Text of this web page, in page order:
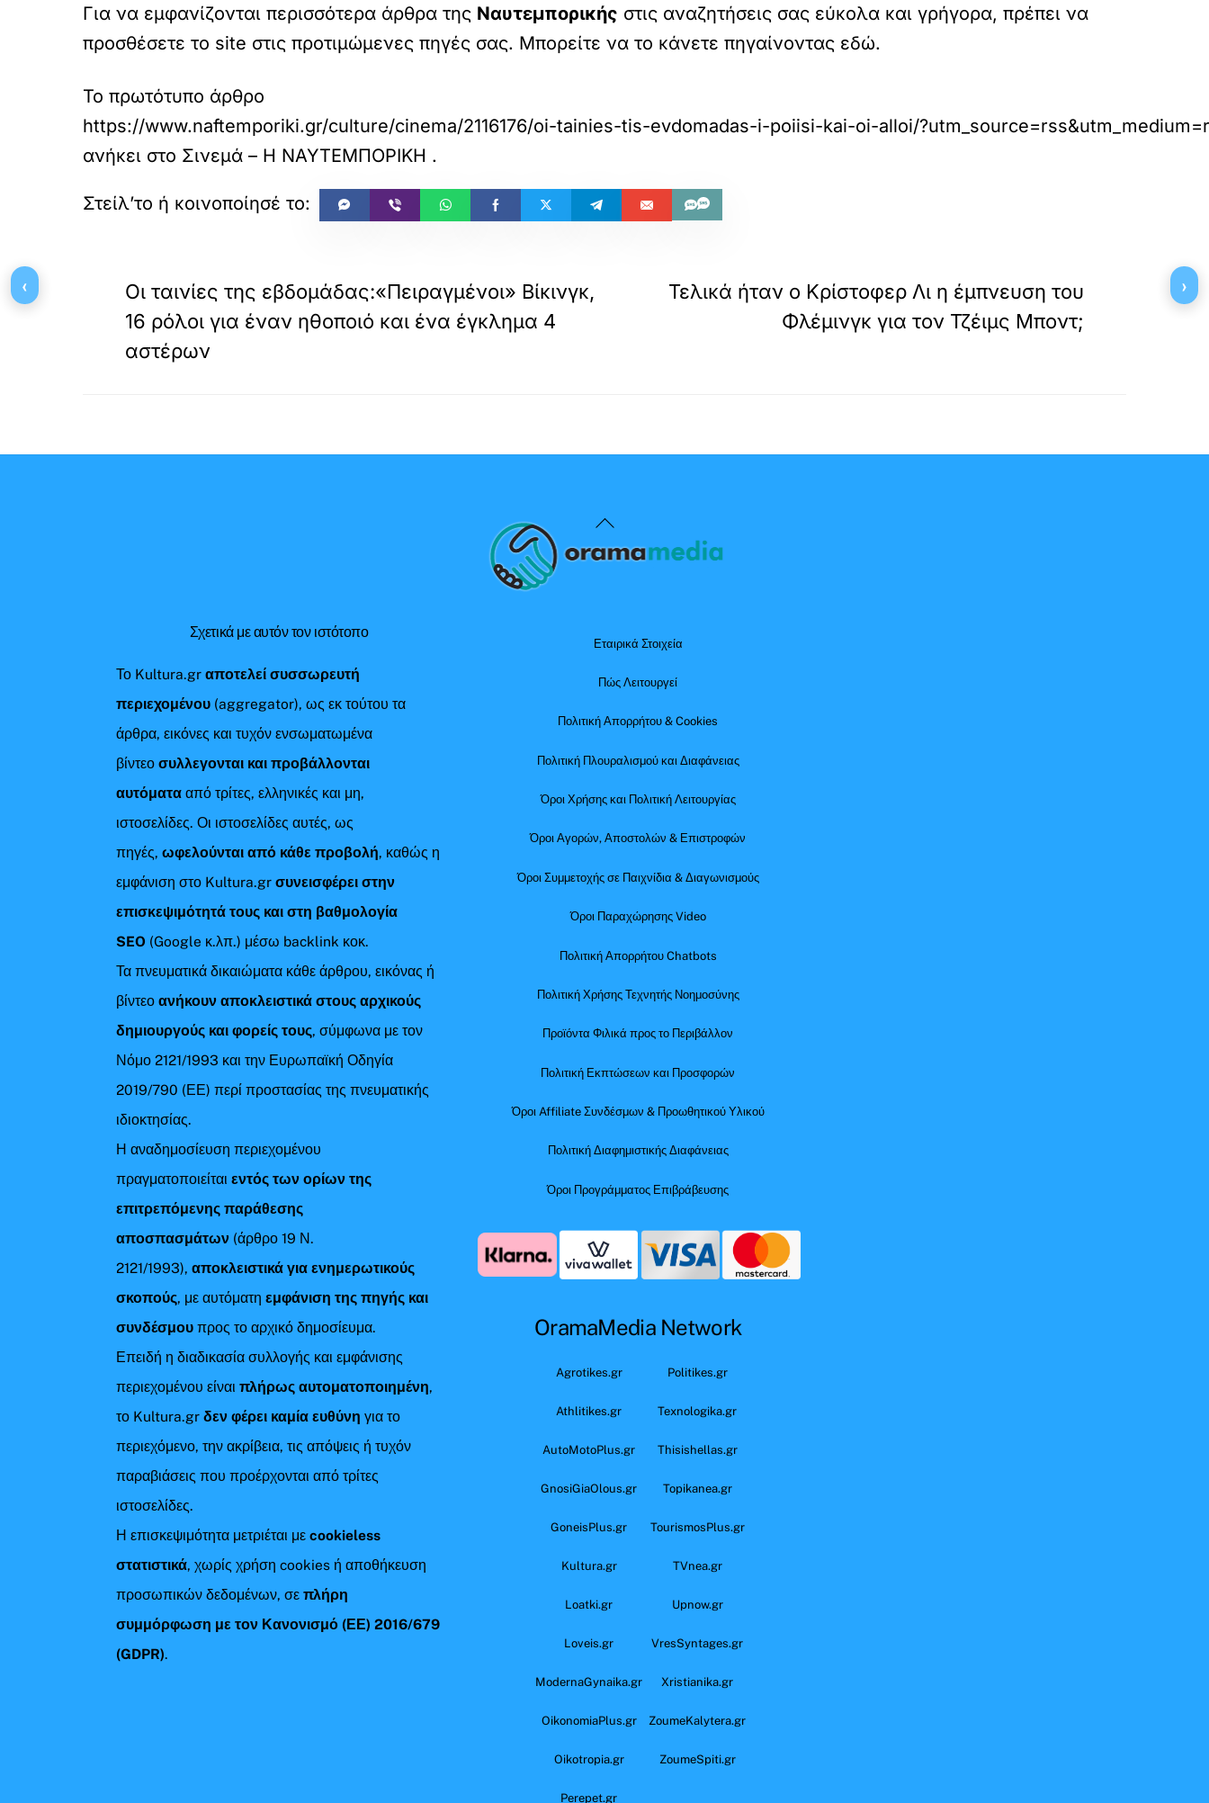
Για να εμφανίζονται περισσότερα άρθρα της Ναυτεμπορικής στις αναζητήσεις σας εύκολα και γρήγορα, πρέπει να
προσθέσετε το site στις προτιμώμενες πηγές σας. Μπορείτε να το κάνετε πηγαίνοντας εδώ.
Το πρωτότυπο άρθρο
https://www.naftemporiki.gr/culture/cinema/2116176/oi-tainies-tis-evdomadas-i-poiisi-kai-oi-alloi/
ανήκει στο Σινεμά – Η ΝΑΥΤΕΜΠΟΡΙΚΗ .
Οι ταινίες της εβδομάδας:«Πειραγμένοι» Βίκινγκ,
16 ρόλοι για έναν ηθοποιό και ένα έγκλημα 4
αστέρων
Τελικά ήταν ο Κρίστοφερ Λι η έμπνευση του
Φλέμινγκ για τον Τζέιμς Μποντ;
Back
To
Σχετικά με αυτόν τον ιστότοπο
Το Kultura.grαποτελεί συσσωρευτή
περιεχομένου (aggregator), ως εκ τούτου τα
άρθρα, εικόνες και τυχόν ενσωματωμένα
βίντεοσυλλεγονται και προβάλλονται
αυτόματααπό τρίτες, ελληνικές και μη,
ιστοσελίδες. Οι ιστοσελίδες αυτές, ως
πηγές,ωφελούνται από κάθε προβολή, καθώς η
εμφάνιση στο Kultura.gr συνεισφέρει στην
επισκεψιμότητά τους και στη βαθμολογία
SEO (Google κ.λπ.) μέσω backlink κοκ.
Τα πνευματικά δικαιώματα κάθε άρθρου, εικόνας ή
βίντεοανήκουν αποκλειστικά στους αρχικούς
δημιουργούς και φορείς τους, σύμφωνα με τον
Νόμο 2121/1993 και την Ευρωπαϊκή Οδηγία
2019/790 (ΕΕ) περί προστασίας της πνευματικής
ιδιοκτησίας.
Η αναδημοσίευση περιεχομένου
πραγματοποιείταιεντός των ορίων της
επιτρεπόμενης παράθεσης
αποσπασμάτων (άρθρο 19 Ν.
2121/1993), αποκλειστικά για ενημερωτικούς
σκοπούς, με αυτόματηεμφάνιση της πηγής και
συνδέσμου προς το αρχικό δημοσίευμα.
Επειδή η διαδικασία συλλογής και εμφάνισης
περιεχομένου είναιπλήρως αυτοματοποιημένη,
το Kultura.grδεν φέρει καμία ευθύνη για το
περιεχόμενο, την ακρίβεια, τις απόψεις ή τυχόν
παραβιάσεις που προέρχονται από τρίτες
ιστοσελίδες.
Η επισκεψιμότητα μετριέται μεcookieless
στατιστικά, χωρίς χρήση cookies ή αποθήκευση
προσωπικών δεδομένων, σεπλήρη
συμμόρφωση με τον Κανονισμό (ΕΕ) 2016/679
(GDPR).
Εταιρικά Στοιχεία
Πώς Λειτουργεί
Πολιτική Απορρήτου & Cookies
Πολιτική Πλουραλισμού και Διαφάνειας
Όροι Χρήσης και Πολιτική Λειτουργίας
Όροι Αγορών, Αποστολών & Επιστροφών
Όροι Συμμετοχής σε Παιχνίδια & Διαγωνισμούς
Όροι Παραχώρησης Video
Πολιτική Απορρήτου Chatbots
Πολιτική Χρήσης Τεχνητής Νοημοσύνης
Προϊόντα Φιλικά προς το Περιβάλλον
Πολιτική Εκπτώσεων και Προσφορών
Όροι Affiliate Συνδέσμων & Προωθητικού Υλικού
Πολιτική Διαφημιστικής Διαφάνειας
Όροι Προγράμματος Επιβράβευσης
OramaMedia Network
Agrotikes.gr Politikes.gr
Athlitikes.gr Texnologika.gr
AutoMotoPlus.gr Thisishellas.gr
GnosiGiaOlous.gr Topikanea.gr
GoneisPlus.gr TourismosPlus.gr
Kultura.gr TVnea.gr
Loatki.gr Upnow.gr
Loveis.gr VresSyntages.gr
ModernaGynaika.gr Xristianika.gr
OikonomiaPlus.gr ZoumeKalytera.gr
Oikotropia.gr ZoumeSpiti.gr
Perepet.gr
‹ ›